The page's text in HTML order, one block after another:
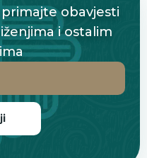
obavjesti
i ostalim